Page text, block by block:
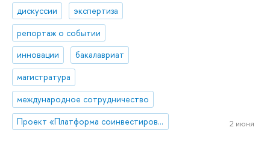
дискуссии
экспертиза
репортаж о событии
инновации
бакалавриат
магистратура
международное сотрудничество
Проект «Платформа соинвестирования ключевых компетенций»
2 июня